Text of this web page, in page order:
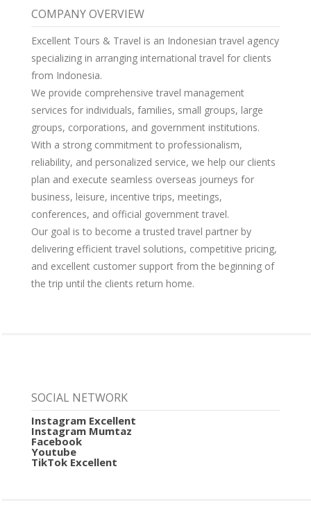
COMPANY OVERVIEW
Excellent Tours & Travel is an Indonesian travel agency
specializing in arranging international travel for clients
from Indonesia.
We provide comprehensive travel management
services for individuals, families, small groups, large
groups, corporations, and government institutions.
With a strong commitment to professionalism,
reliability, and personalized service, we help our clients
plan and execute seamless overseas journeys for
business, leisure, incentive trips, meetings,
conferences, and official government travel.
Our goal is to become a trusted travel partner by
delivering efficient travel solutions, competitive pricing,
and excellent customer support from the beginning of
the trip until the clients return home.
SOCIAL NETWORK
Instagram Excellent
Instagram Mumtaz
Facebook
Youtube
TikTok Excellent